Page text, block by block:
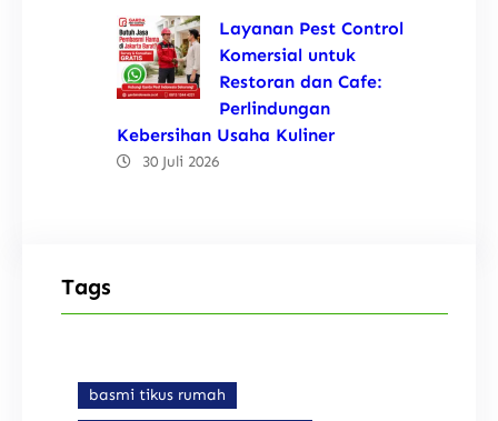
Layanan Pest Control
Komersial untuk
Restoran dan Cafe:
Perlindungan
Kebersihan Usaha Kuliner
30 Juli 2026
Tags
basmi tikus rumah